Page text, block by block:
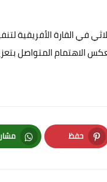
في القارة
الاهتمام المتواصل
حفظ
Pinterest